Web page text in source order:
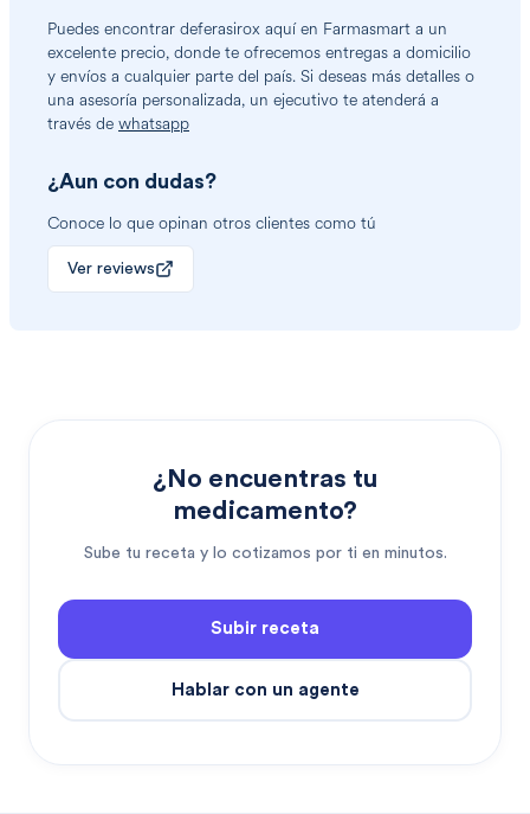
Puedes encontrar deferasirox aquí en Farmasmart a un
excelente precio, donde te ofrecemos entregas a domicilio
y envíos a cualquier parte del país. Si deseas más detalles o
una asesoría personalizada, un ejecutivo te atenderá a
través de whatsapp
¿Aun con dudas?
Conoce lo que opinan otros clientes como tú
Ver reviews
¿No encuentras tu
medicamento?
Sube tu receta y lo cotizamos por ti en minutos.
Subir receta
Hablar con un agente